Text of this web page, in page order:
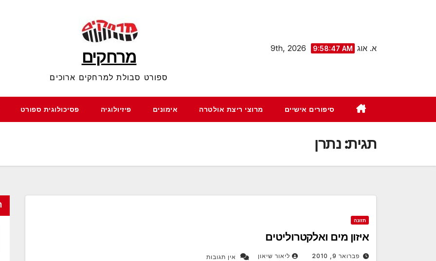
א. אוג 9th, 2026 9:58:48 AM מרחקים
ספורט סבולת למרחקים ארוכים
סיפורים אישיים מרוצי ריצת אולטרה אימונים פיזיולוגיה פסיכולוגית ספורט
תגית: נתרן
תזונה
איזון מים ואלקטרוליטים
פברואר 9, 2010 ליאור שיאון אין תגובות